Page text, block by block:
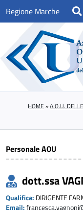
Regione Marche
HOME »A.O.U.
Personale AOU
dott.ssa
Qualifica: DIRIGENTE
Email: